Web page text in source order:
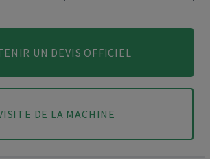
UN DEVIS OFFICIEL
DE LA MACHINE